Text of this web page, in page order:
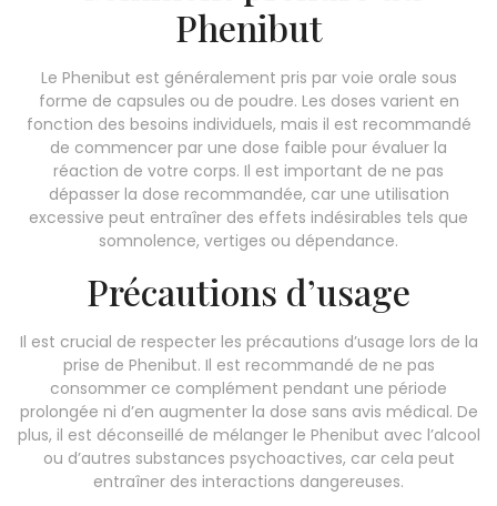
Phenibut
Le Phenibut est généralement pris par voie orale sous
forme de capsules ou de poudre. Les doses varient en
fonction des besoins individuels, mais il est recommandé
de commencer par une dose faible pour évaluer la
réaction de votre corps. Il est important de ne pas
dépasser la dose recommandée, car une utilisation
excessive peut entraîner des effets indésirables tels que
somnolence, vertiges ou dépendance.
Précautions d’usage
Il est crucial de respecter les précautions d’usage lors de la
prise de Phenibut. Il est recommandé de ne pas
consommer ce complément pendant une période
prolongée ni d’en augmenter la dose sans avis médical. De
plus, il est déconseillé de mélanger le Phenibut avec l’alcool
ou d’autres substances psychoactives, car cela peut
entraîner des interactions dangereuses.